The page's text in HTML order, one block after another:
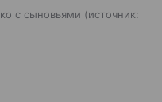
с сыновьями
источник: